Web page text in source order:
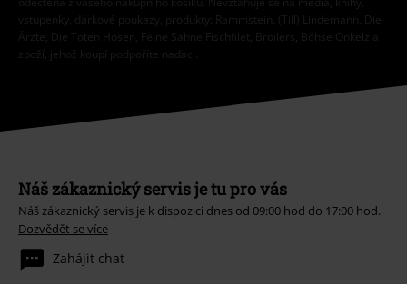
vstupenky, dárkové poukazy, produkty: Rammstein, (Till) Lindemann, Die
Ärzte, Die Toten Hosen, Feine Sahne Fischfilet, Broilers, Böhse Onkelz a
zboží, jehož koupí podpoříte nadaci.
Náš zákaznický servis je tu pro vás
Náš zákaznický servis je k dispozici dnes od 09:00 hod do 17:00 hod.
Dozvědět se více
Zahájit chat